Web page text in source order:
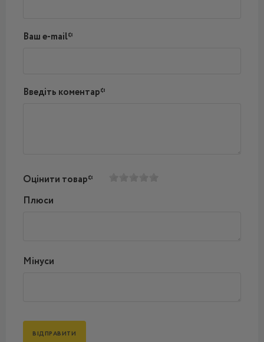
Ваш e-mail*
Введіть коментар*
Оцінити товар*
Плюси
Мінуси